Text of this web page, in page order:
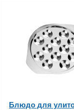
Блюдо для